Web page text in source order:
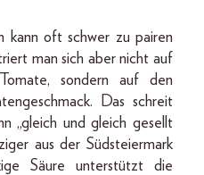
kann oft schwer zu pairen
man sich aber nicht auf
sondern auf den
Das schreit
„gleich und gleich gesellt
aus der Südsteiermark
Säure unterstützt die